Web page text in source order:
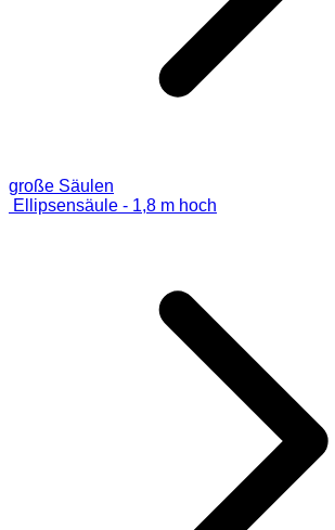
große Säulen
Ellipsensäule - 1,8 m hoch